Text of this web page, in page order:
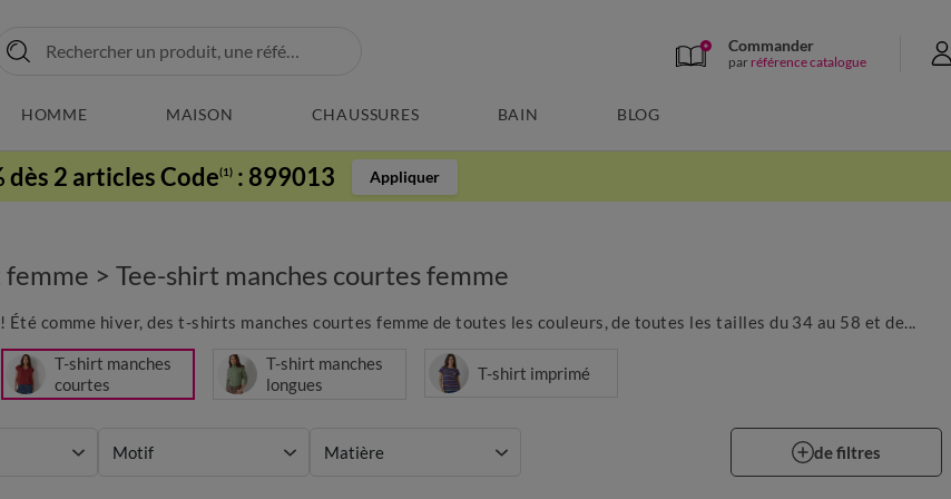
Commander
par référence catalogue
HOMME MAISON CHAUSSURES BAIN BLOG
dès 2 articles Code(1) : 899013 Appliquer
femme > Tee-shirt manches courtes femme
comme hiver, des t-shirts manches courtes femme de toutes les couleurs, de toutes les tailles du 34 au 58 et de...
T-shirt manches
courtes
T-shirt manches
longues
T-shirt imprimé
Motif Matière de filtres